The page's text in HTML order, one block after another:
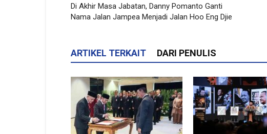
Di Akhir Masa Jabatan, Danny Pomanto Ganti
Nama Jalan Jampea Menjadi Jalan Hoo Eng Djie
ARTIKEL TERKAIT DARI PENULIS